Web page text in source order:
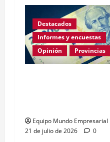
Destacados
Informes y encuestas
Opinión
Provincias
Equipo Mundo Empresarial
21 de julio de 2026
0